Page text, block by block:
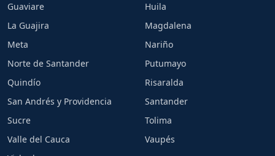
Guaviare
Huila
La Guajira
Magdalena
Meta
Nariño
Norte de Santander
Putumayo
Quindío
Risaralda
San Andrés y Providencia
Santander
Sucre
Tolima
Valle del Cauca
Vaupés